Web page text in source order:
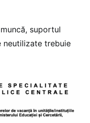
suportul
neutilizate trebuie